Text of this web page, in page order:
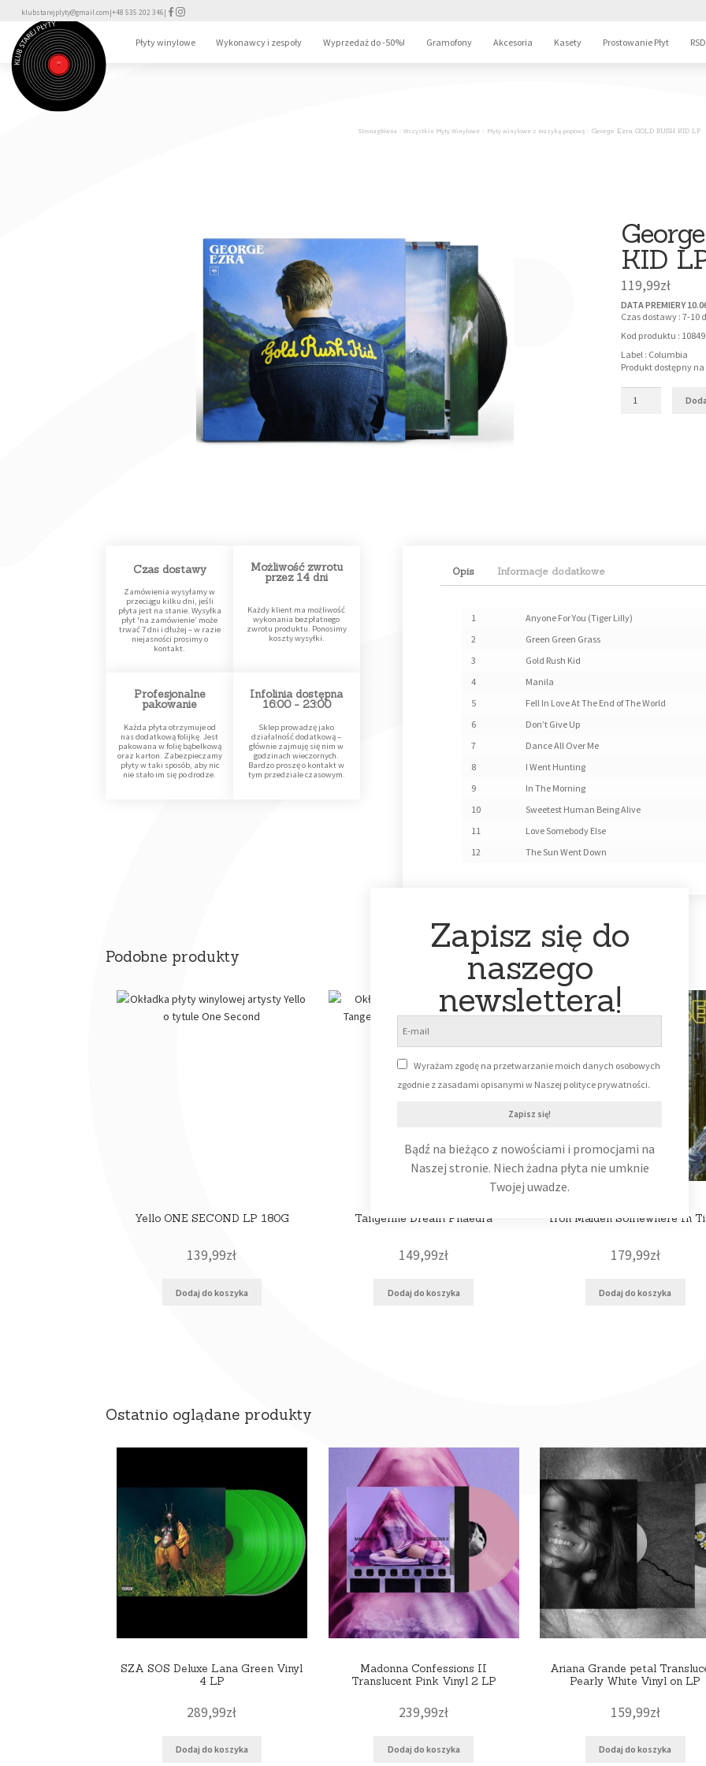
klubstarejplyty@gmail.com|+48 535 202 346|
Płyty winylowe Wykonawcy i zespoły Wyprzedaż do -50%! Gramofony Akcesoria Kasety Prostowanie Płyt
Strona główna Wszystkie Płyty Winylowe Płyty winylowe z muzyką popową George Ezra GOLD RUSH KID LP
KID
119,99zł
DATA PREMIERY
Czas dostawy : 7-10
Kod produktu :
Label : Columbia
Produkt dostępny
Czas dostawy
Zamówienia wysyłamy w
przeciągu kilku dni, jeśli
płyta jest na stanie. Wysyłka
płyt 'na zamówienie’ może
trwać 7 dni i dłużej – w razie
niejasności prosimy o
kontakt.
Możliwość zwrotu
przez 14 dni
Każdy klient ma możliwość
wykonania bezpłatnego
zwrotu produktu. Ponosimy
koszty wysyłki.
Profesjonalne
pakowanie
Każda płyta otrzymuje od
nas dodatkową folijkę. Jest
pakowana w folię bąbelkową
oraz karton. Zabezpieczamy
płyty w taki sposób, aby nic
nie stało im się po drodze.
Infolinia dostępna
16:00 - 23:00
Sklep prowadzę jako
działalność dodatkową –
głównie zajmuję się nim w
godzinach wieczornych.
Bardzo proszę o kontakt w
tym przedziale czasowym.
Opis Informacje dodatkowe
1
Anyone For You (Tiger Lilly)
2
Green Green Grass
3
Gold Rush Kid
4
Manila
5
Fell In Love At The End of The World
6
Don’t Give Up
7
Dance All Over Me
8
I Went Hunting
9
In The Morning
10
Sweetest Human Being Alive
11
Love Somebody Else
12
The Sun Went Down
Podobne produkty
Yello ONE SECOND LP 180G
139,99zł
Dodaj do koszyka
Tangerine Dream Phaedra
149,99zł
Dodaj do koszyka
Iron Maiden Somewhere In
179,99zł
Dodaj do koszyka
Ostatnio oglądane produkty
SZA SOS Deluxe Lana Green Vinyl
4 LP
289,99zł
Dodaj do koszyka
Madonna Confessions II
Translucent Pink Vinyl 2 LP
239,99zł
Dodaj do koszyka
Ariana Grande petal
Pearly White Vinyl on LP
159,99zł
Dodaj do koszyka
Zapisz się do
naszego
newslettera!
Wyrażam zgodę na przetwarzanie moich danych osobowych
zgodnie z zasadami opisanymi w Naszej polityce prywatności.
Zapisz się!
Bądź na bieżąco z nowościami i promocjami na
Naszej stronie. Niech żadna płyta nie umknie
Twojej uwadze.